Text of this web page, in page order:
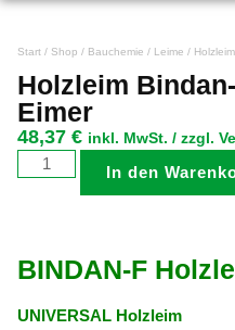
Start / Shop / Bauchemie / Leime /
Holzleim
Eimer
48,37 € inkl. MwSt. / zzgl.
In den
BINDAN-F
UNIVERSAL Holzleim